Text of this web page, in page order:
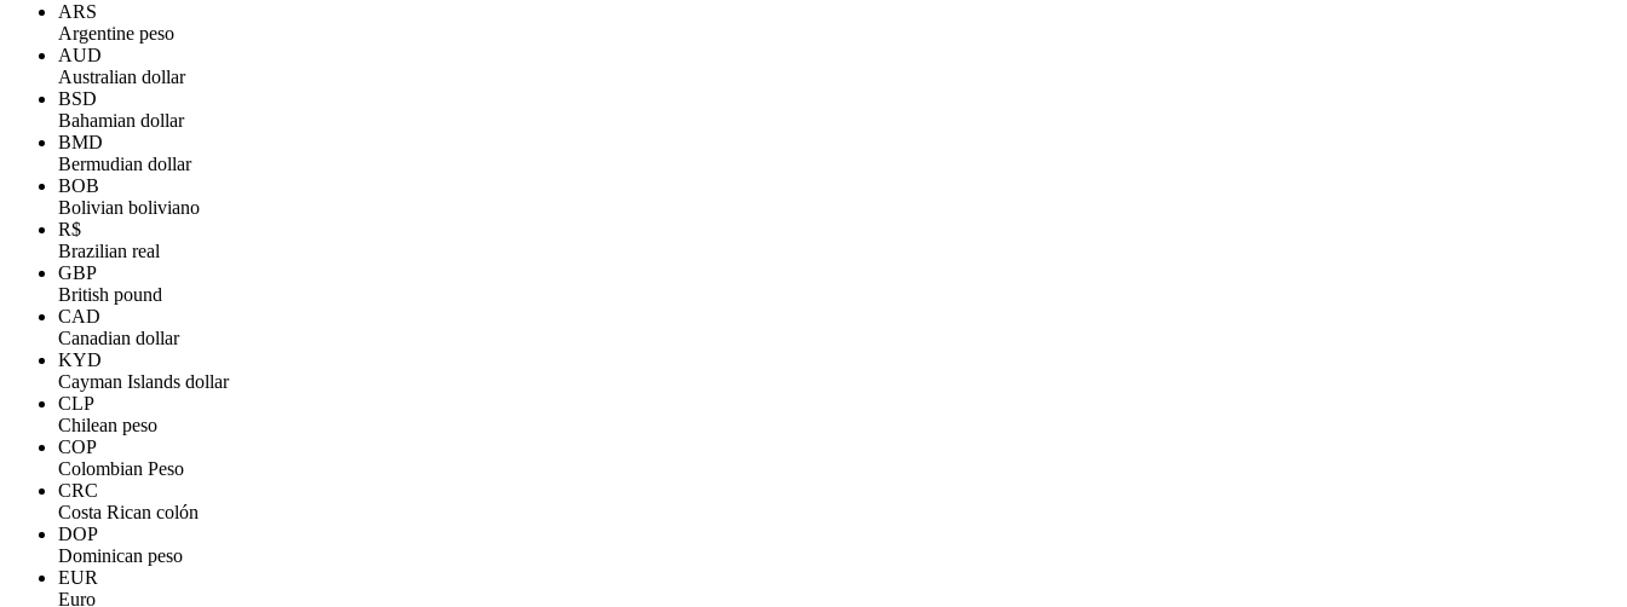
ARS
Argentine peso
AUD
Australian dollar
BSD
Bahamian dollar
BMD
Bermudian dollar
BOB
Bolivian boliviano
R$
Brazilian real
GBP
British pound
CAD
Canadian dollar
KYD
Cayman Islands dollar
CLP
Chilean peso
COP
Colombian Peso
CRC
Costa Rican colón
DOP
Dominican peso
EUR
Euro